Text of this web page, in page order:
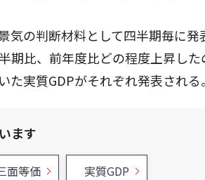
の判断材料として四半期毎に
期比、前年度比どの程度上昇し
実質GDPがそれぞれ発表される。
ます
面等価 実質GDP